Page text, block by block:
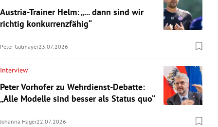
Austria-Trainer Helm: „... dann sind wir
richtig konkurrenzfähig“
Peter Gutmayer23.07.2026
Interview
Peter Vorhofer zu Wehrdienst-Debatte:
„Alle Modelle sind besser als Status quo“
Johanna Hager22.07.2026